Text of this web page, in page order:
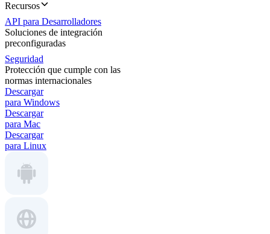
Recursos
API para Desarrolladores
Soluciones de integración
preconfiguradas
Seguridad
Protección que cumple con las
normas internacionales
Descargar
para Windows
Descargar
para Mac
Descargar
para Linux